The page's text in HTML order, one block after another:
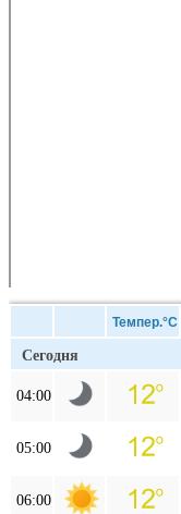
Темпер.°C
Сегодня
04:00
05:00
06:00